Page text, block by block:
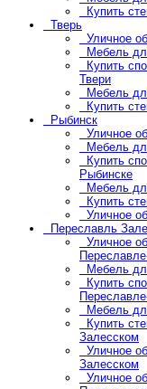
Купить
Тверь
Уличное
Мебель
Купить
Твери
Мебель
Купить
Рыбинск
Уличное
Мебель
Купить
Рыбинске
Мебель
Купить
Уличное
Переславль
Уличное
Мебель
Купить
Мебель
Купить
Залесском
Уличное
Залесском
Уличное